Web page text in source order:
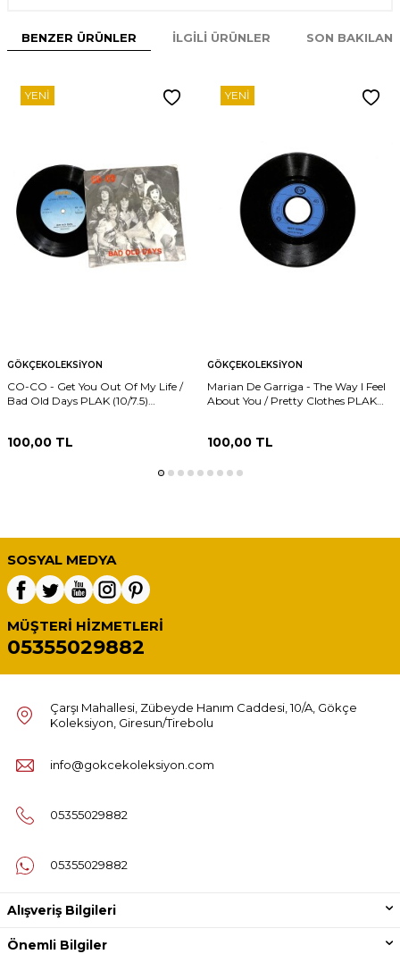
BENZER ÜRÜNLER İLGILI ÜRÜNLER SON
YENI
GÖKÇEKOLEKSIYON
CO-CO - Get You Out Of My Life /
Bad Old Days PLAK (10/7.5)
100,00 TL
YENI
GÖKÇEKOLEKSIYON
Marian De Garriga - The Way I Feel
About You / Pretty Clothes PLAK
100,00TL
SOSYAL MEDYA
MÜŞTERI HIZMETLERI
05355029882
Çarşı Mahallesi, Zübeyde Hanım Caddesi, 10/A, Gökçe
Koleksiyon, Giresun/Tirebolu
info@gokcekoleksiyon.com
05355029882
05355029882
Alışveriş Bilgileri
Önemli Bilgiler